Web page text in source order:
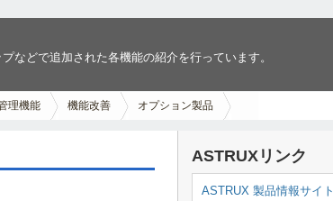
などで追加された各機能の紹介を行っています。
理機能 機能改善 オプション製品
ASTRUXリンク
ASTRUX 製品情報サイト